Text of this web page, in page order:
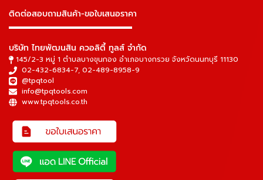
ติดต่อสอบถามสินค้า-ขอใบเสนอราคา
▬▬▬▬▬▬▬▬▬▬▬▬▬▬▬
บริษัท ไทยพัฒนสิน ควอลิตี้ ทูลส์ จำกัด
145/2-3 หมู่ 1 ตำบลบางขุนกอง อำเภอบางกรวย จังหวัดนนทบุรี 11130
02-432-6834-7, 02-489-8958-9
@tpqtool
info@tpqtools.com
www.tpqtools.co.th